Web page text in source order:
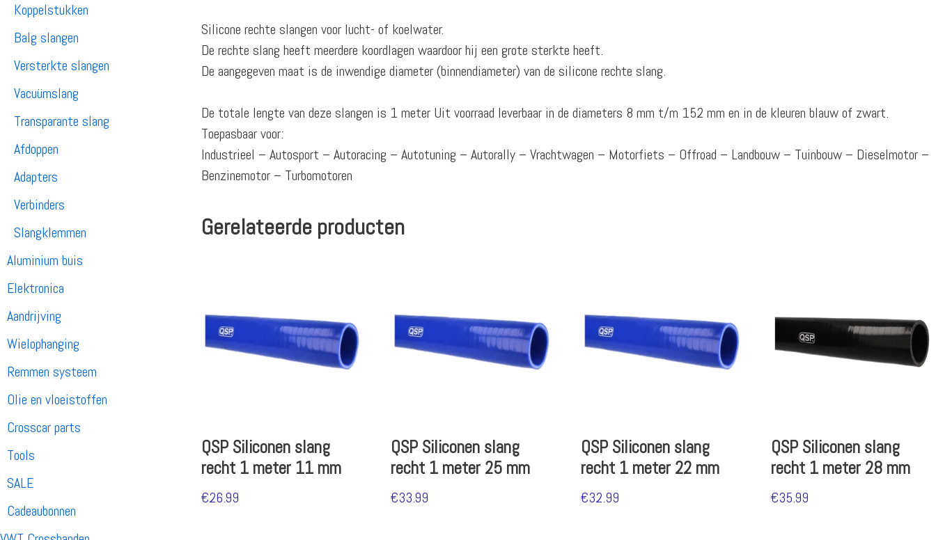
Koppelstukken
Balg slangen
Versterkte slangen
Vacuümslang
Transparante slang
Afdoppen
Adapters
Verbinders
Slangklemmen
Aluminium buis
Elektronica
Aandrijving
Wielophanging
Remmen systeem
Olie en vloeistoffen
Crosscar parts
Tools
SALE
Cadeaubonnen
Silicone rechte slangen voor lucht- of koelwater.
De rechte slang heeft meerdere koordlagen waardoor hij een grote sterkte heeft.
De aangegeven maat is de inwendige diameter (binnendiameter) van de silicone rechte slang.
De totale lengte van deze slangen is 1 meter Uit voorraad leverbaar in de diameters 8 mm t/m 152 mm en in de kleuren blauw of zwart.
Toepasbaar voor:
Industrieel – Autosport – Autoracing – Autotuning – Autorally – Vrachtwagen – Motorfiets – Offroad – Landbouw – Tuinbouw – Dieselmotor –
Benzinemotor – Turbomotoren
Gerelateerde producten
QSP Siliconen slang
recht 1 meter 11 mm
€26.99
QSP Siliconen slang
recht 1 meter 25 mm
€33.99
QSP Siliconen slang
recht 1 meter 22 mm
€32.99
QSP Siliconen slang
recht 1 meter 28 mm
€35.99